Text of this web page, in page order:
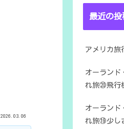
2026.03.06
最近の投
アメリカ旅
オーランド
れ旅⑳飛行
オーランド
れ旅⑲少し